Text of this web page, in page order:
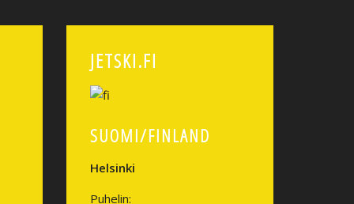
JETSKI.FI
SUOMI/FINLAND
Helsinki
Puhelin: